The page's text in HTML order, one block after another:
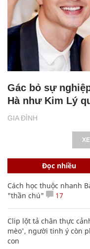
GIA ĐÌNH
Gác bỏ sự
Hà như Kim Lý
Đọc nhiều
Cách học thuộc nhanh
"thần chú"
17
Clip lột tả chân thực
mèo', người tinh ý còn
con